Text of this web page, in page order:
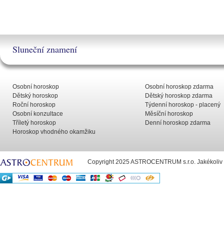
Sluneční znamení
Osobní horoskop
Dětský horoskop
Roční horoskop
Osobní konzultace
Tříletý horoskop
Horoskop vhodného okamžiku
Osobní horoskop zdarma
Dětský horoskop zdarma
Týdenní horoskop - placený
Měsíční horoskop
Denní horoskop zdarma
Copyright 2025 ASTROCENTRUM s.r.o.